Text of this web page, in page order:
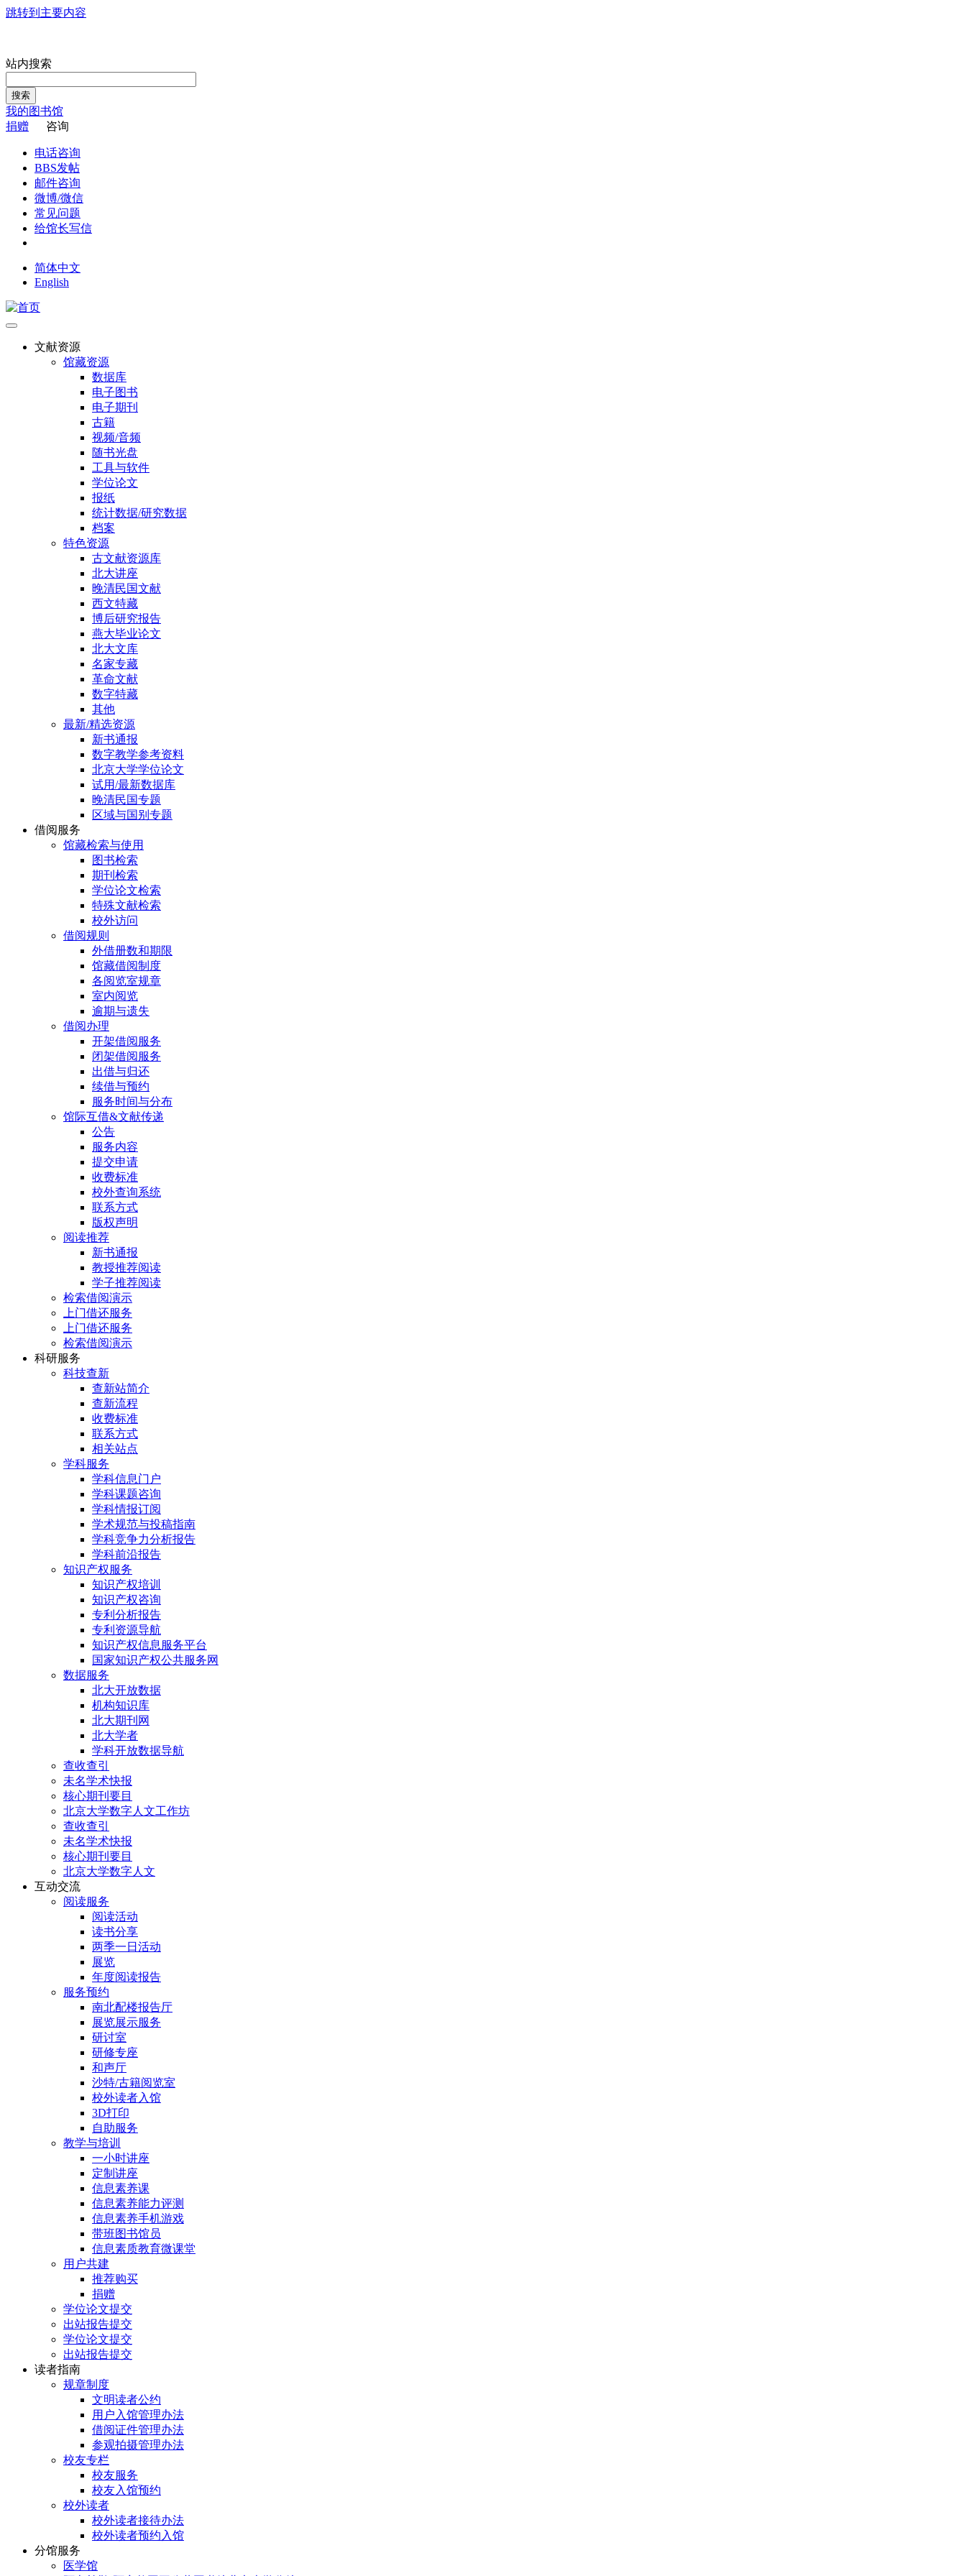
跳转到主要内容
站内搜索
搜索
我的图书馆
捐赠
咨询
电话咨询
BBS发帖
邮件咨询
微博/微信
常见问题
给馆长写信
简体中文
English
文献资源
馆藏资源
数据库
电子图书
电子期刊
古籍
视频/音频
随书光盘
工具与软件
学位论文
报纸
统计数据/研究数据
档案
特色资源
古文献资源库
北大讲座
晚清民国文献
西文特藏
博后研究报告
燕大毕业论文
北大文库
名家专藏
革命文献
数字特藏
其他
最新/精选资源
新书通报
数字教学参考资料
北京大学学位论文
试用/最新数据库
晚清民国专题
区域与国别专题
借阅服务
馆藏检索与使用
图书检索
期刊检索
学位论文检索
特殊文献检索
校外访问
借阅规则
外借册数和期限
馆藏借阅制度
各阅览室规章
室内阅览
逾期与遗失
借阅办理
开架借阅服务
闭架借阅服务
出借与归还
续借与预约
服务时间与分布
馆际互借&文献传递
公告
服务内容
提交申请
收费标准
校外查询系统
联系方式
版权声明
阅读推荐
新书通报
教授推荐阅读
学子推荐阅读
检索借阅演示
上门借还服务
上门借还服务
检索借阅演示
科研服务
科技查新
查新站简介
查新流程
收费标准
联系方式
相关站点
学科服务
学科信息门户
学科课题咨询
学科情报订阅
学术规范与投稿指南
学科竞争力分析报告
学科前沿报告
知识产权服务
知识产权培训
知识产权咨询
专利分析报告
专利资源导航
知识产权信息服务平台
国家知识产权公共服务网
数据服务
北大开放数据
机构知识库
北大期刊网
北大学者
学科开放数据导航
查收查引
未名学术快报
核心期刊要目
北京大学数字人文工作坊
查收查引
未名学术快报
核心期刊要目
北京大学数字人文
互动交流
阅读服务
阅读活动
读书分享
两季一日活动
展览
年度阅读报告
服务预约
南北配楼报告厅
展览展示服务
研讨室
研修专座
和声厅
沙特/古籍阅览室
校外读者入馆
3D打印
自助服务
教学与培训
一小时讲座
定制讲座
信息素养课
信息素养能力评测
信息素养手机游戏
带班图书馆员
信息素质教育微课堂
用户共建
推荐购买
捐赠
学位论文提交
出站报告提交
学位论文提交
出站报告提交
读者指南
规章制度
文明读者公约
用户入馆管理办法
借阅证件管理办法
参观拍摄管理办法
校友专栏
校友服务
校友入馆预约
校外读者
校外读者接待办法
校外读者预约入馆
分馆服务
医学馆